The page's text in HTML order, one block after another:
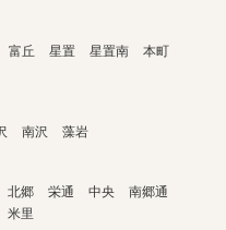
富丘 星置 星置南
本町
南沢 藻岩
北郷 栄通 中央
南郷通
米里